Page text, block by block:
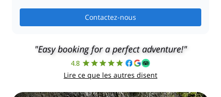
Contactez-nous
"Easy booking for a perfect adventure!"
4.8
Lire ce que les autres disent